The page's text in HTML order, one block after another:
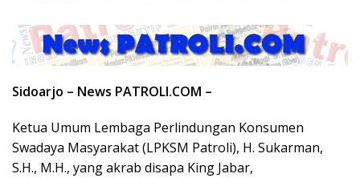
Sidoarjo – News PATROLI.COM –
Ketua Umum Lembaga Perlindungan Konsumen
Swadaya Masyarakat (LPKSM Patroli), H. Sukarman,
S.H., M.H., yang akrab disapa King Jabar,